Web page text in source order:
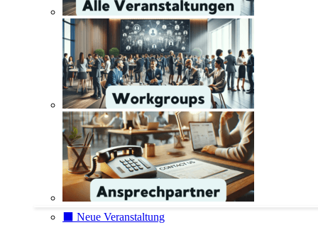
⬛️ Neue Veranstaltung